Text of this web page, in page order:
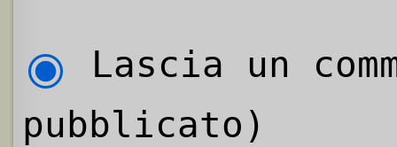
Lascia un
pubblicato)